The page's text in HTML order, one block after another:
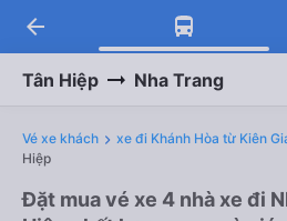
arrow_back
Tân Hiệp Nha Trang
Vé xe khách xe đi Khánh Hòa từ Kiên
Hiệp
Đặt mua vé xe 4 nhà xe đi